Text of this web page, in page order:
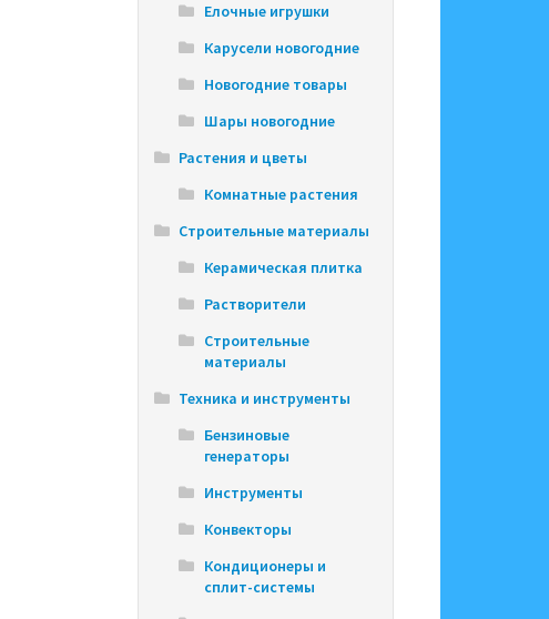
Елочные игрушки
Карусели новогодние
Новогодние товары
Шары новогодние
Растения и цветы
Комнатные растения
Строительные материалы
Керамическая плитка
Растворители
Строительные
материалы
Техника и инструменты
Бензиновые
генераторы
Инструменты
Конвекторы
Кондиционеры и
сплит-системы